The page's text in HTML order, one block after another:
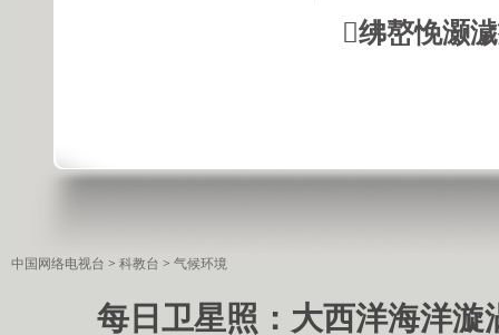
绋嶅悗灏
中国网络电视台 > 科教台 > 气候环境
每日卫星照：大西洋海洋漩